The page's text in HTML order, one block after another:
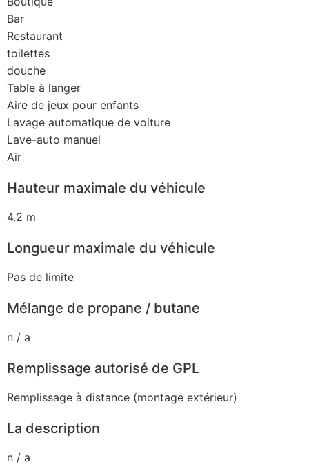
Bar
Restaurant
toilettes
douche
Table à langer
Aire de jeux pour enfants
Lavage automatique de voiture
Lave-auto manuel
Air
Hauteur maximale du véhicule
4.2 m
Longueur maximale du véhicule
Pas de limite
Mélange de propane / butane
n / a
Remplissage autorisé de GPL
Remplissage à distance (montage extérieur)
La description
n / a